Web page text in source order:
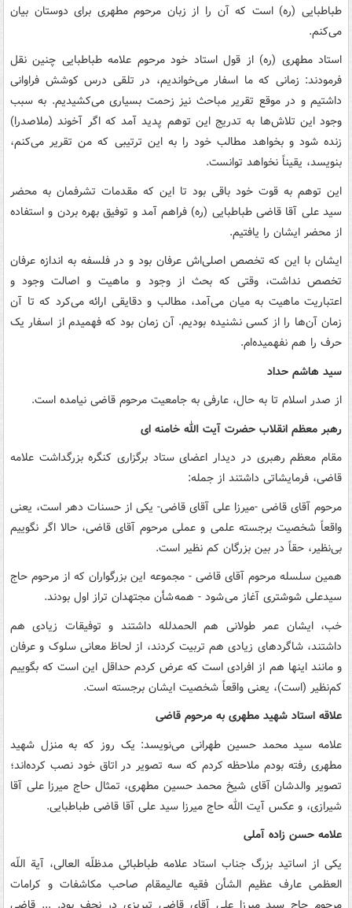
طباطبایی (ره) است که آن را از زبان مرحوم مطهری برای دوستان بیان
می‌کنم.
استاد مطهری (ره) از قول استاد خود مرحوم علامه طباطبایی چنین نقل
فرمودند: زمانی که ما اسفار می‌خواندیم، در تلقی درس کوشش فراوانی
داشتیم و در موقع تقریر مباحث نیز زحمت بسیاری می‌‌کشیدیم. به سبب
وجود این تلاش‌ها به تدریج این توهم پدید آمد که اگر آخوند (ملاصدرا)
زنده شود و بخواهد مطالب خود را به این ترتیبی که من تقریر می‌‌کنم،
بنویسد، یقیناً نخواهد توانست.
این توهم به قوت خود باقی بود تا این که مقدمات تشرفمان به محضر
سید علی آقا قاضی طباطبایی (ره) فراهم آمد و توفیق بهره بردن و استفاده
از محضر ایشان را یافتیم.
ایشان با این‌ که تخصص اصلی‌‌اش عرفان بود و در فلسفه به اندازه عرفان
تخصص نداشت، وقتی که بحث از وجود و ماهیت و اصالت وجود و
اعتباریت ماهیت به میان می‌آمد، مطالب و دقایقی ارائه می‌کرد که تا آن
زمان آن‌ها را از کسی نشنیده بودیم. آن زمان بود که فهمیدم از اسفار یک
حرف را هم نفهمیده‌‌ام.
سید هاشم حداد
از صدر اسلام تا به حال، عارفی به جامعیت مرحوم قاضی نیامده است.
رهبر معظم انقلاب حضرت آیت الله خامنه ای
مقام معظم رهبری در دیدار اعضای ستاد برگزاری کنگره بزرگداشت علامه
قاضی، فرمایشاتی داشتند از جمله:
مرحوم آقای قاضی -میرزا علی آقای قاضی- یکی از حسنات دهر است، یعنی
واقعاً شخصیت برجسته علمی و عملی مرحوم آقای قاضی، حالا اگر نگوییم
بی‌نظیر، حقاً در بین بزرگان کم ‌نظیر است‌.
همین سلسله مرحوم آقای قاضی - مجموعه این بزرگواران که از مرحوم حاج
سیدعلی شوشتری آغاز می شود - همه شأن مجتهدان تراز اول بودند.
خب، ایشان عمر طولانی هم الحمدلله داشتند و توفیقات زیادی هم
داشتند، شاگردهای زیادی هم تربیت کردند، از لحاظ معانی سلوک و عرفان
و مانند اینها هم از افرادی است که عرض کردم حداقل این است که بگوییم
کم‌نظیر (است)، یعنی واقعاً شخصیت ایشان برجسته است.
علاقه استاد شهید مطهری به مرحوم قاضی
علامه سید محمد حسین طهرانی می‌نویسد: یک روز که به منزل شهید
مطهری رفته بودم ملاحظه کردم که سه تصویر در اتاق خود نصب کرده‌اند؛
تصویر والدشان آقای شیخ محمد حسین مطهری، تمثال حاج میرزا علی آقا
شیرازی، و عکس آیت الله حاج میرزا سید علی آقا قاضی طباطبایی.
علامه حسن زاده آملی
یکى از اساتید بزرگ جناب استاد علامه طباطبائى مدظلّه العالى، آیة اللّه
العظمى عارف عظیم الشأن فقیه عالیمقام صاحب مکاشفات و کرامات
مرحوم حاج سید میرزا على آقاى قاضى تبریزى در نجف بود. ... قاضى